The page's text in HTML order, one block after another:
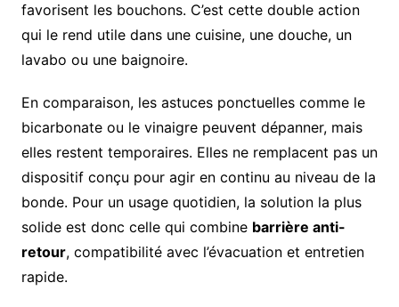
favorisent les bouchons. C’est cette double action
qui le rend utile dans une cuisine, une douche, un
lavabo ou une baignoire.
En comparaison, les astuces ponctuelles comme le
bicarbonate ou le vinaigre peuvent dépanner, mais
elles restent temporaires. Elles ne remplacent pas un
dispositif conçu pour agir en continu au niveau de la
bonde. Pour un usage quotidien, la solution la plus
solide est donc celle qui combine barrière anti-
retour, compatibilité avec l’évacuation et entretien
rapide.